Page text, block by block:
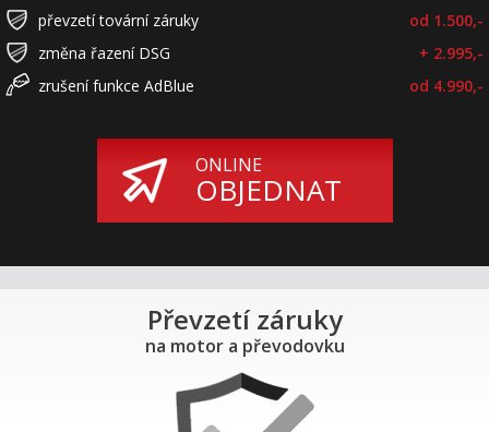
převzetí tovární záruky
změna řazení DSG
zrušení funkce AdBlue
od 1.500,-
+ 2.995,-
od 4.990,-
ONLINE
OBJEDNAT
Převzetí záruky
na motor a převodovku